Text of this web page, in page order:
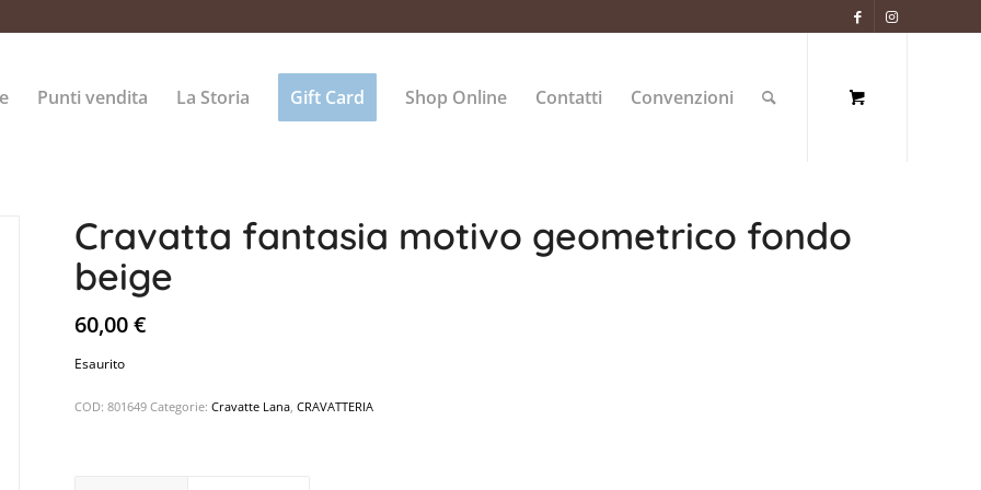
Punti vendita La Storia Gift Card Shop Online Contatti Convenzioni
Cravatta fantasia motivo geometrico fondo
beige
60,00€
Esaurito
COD:801649 Categorie:Cravatte Lana,CRAVATTERIA